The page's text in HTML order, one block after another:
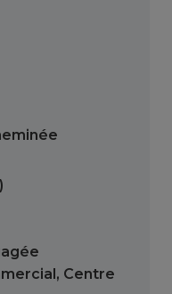
, Centre